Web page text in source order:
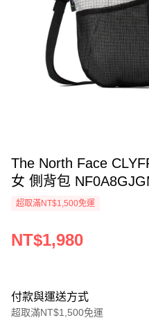
The North Face
女 側背包
超取滿NT$1,500免運
NT$1,980
付款與運送方式
超取滿NT$1,500免運